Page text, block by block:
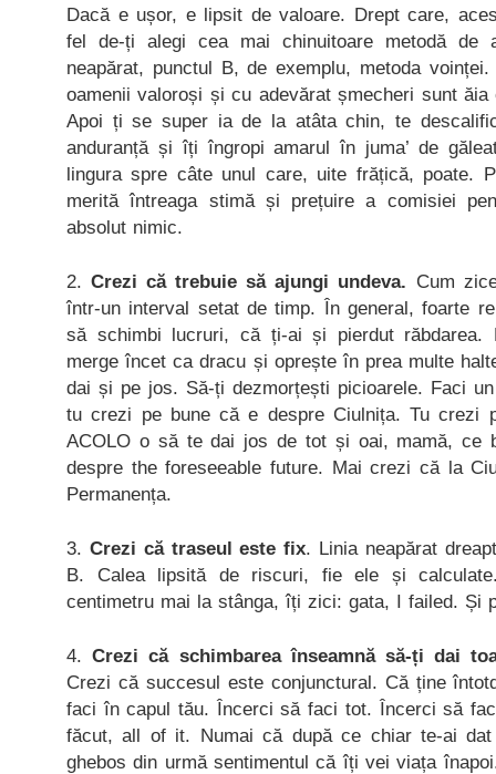
Dacă e ușor, e lipsit de valoare. Drept care,
fel de-ți alegi cea mai chinuitoare metodă de
neapărat, punctul B, de exemplu, metoda
oamenii valoroși și cu adevărat șmecheri sunt
Apoi ți se super ia de la atâta chin, te
anduranță și îți îngropi amarul în juma’ de
lingura spre câte unul care, uite frățică, poate.
merită întreaga stimă și prețuire a comisiei
absolut nimic.
2.Crezi că trebuie să ajungi undeva. Cum
într-un interval setat de timp. În general, foarte
să schimbi lucruri, că ți-ai și pierdut răbdarea.
merge încet ca dracu și oprește în prea multe
dai și pe jos. Să-ți dezmorțești picioarele. Faci
tu crezi pe bune că e despre Ciulnița. Tu crezi
ACOLO o să te dai jos de tot și oai, mamă, ce
despre the foreseeable future. Mai crezi că la
Permanența.
3. Crezi că traseul este fix. Linia neapărat
B. Calea lipsită de riscuri, fie ele și
centimetru mai la stânga, îți zici: gata, I failed. Și
4.Crezi că schimbarea înseamnă să-ți dai
Crezi că succesul este conjunctural. Că ține
faci în capul tău. Încerci să faci tot. Încerci să
făcut, all of it. Numai că după ce chiar te-ai
ghebos din urmă sentimentul că îți vei viața